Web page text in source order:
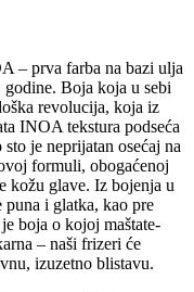
– prva farba na bazi ulja
godine. Boja koja u sebi
revolucija, koja iz
INOA tekstura podseća
je neprijatan osećaj na
formuli, obogaćenoj
kožu glave. Iz bojenja u
puna i glatka, kao pre
boja o kojoj maštate-
– naši frizeri će
izuzetno blistavu.